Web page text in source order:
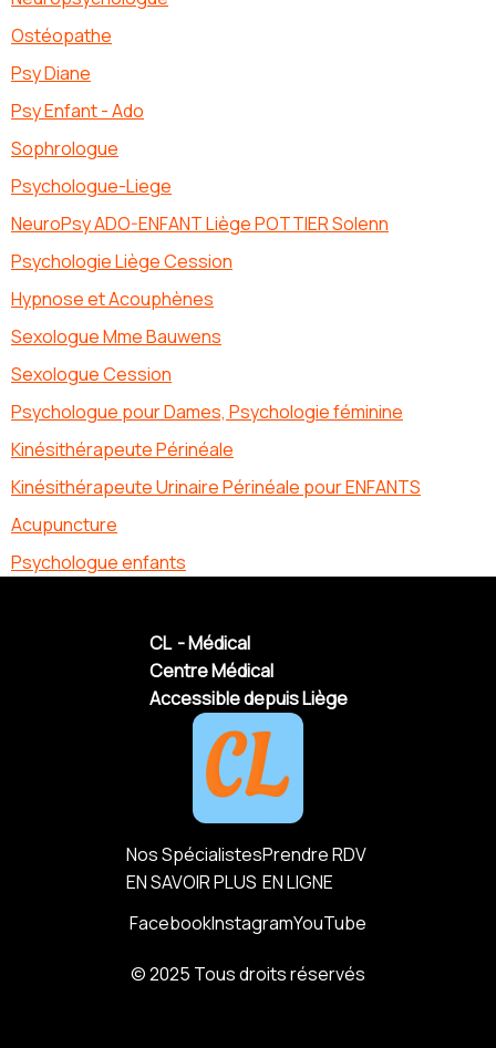
Ostéopathe
Psy Diane
Psy Enfant - Ado
Sophrologue
Psychologue-Liege
NeuroPsy ADO-ENFANT Liège POTTIER Solenn
Psychologie Liège Cession
Hypnose et Acouphènes
Sexologue Mme Bauwens
Sexologue Cession
Psychologue pour Dames, Psychologie féminine
Kinésithérapeute Périnéale
Kinésithérapeute Urinaire Périnéale pour ENFANTS
Acupuncture
Psychologue enfants
CL - Médical
Centre Médical
Accessible depuis Liège
Nos Spécialistes
EN SAVOIR PLUS
Prendre RDV
EN LIGNE
FacebookInstagramYouTube
© 2025 Tous droits réservés